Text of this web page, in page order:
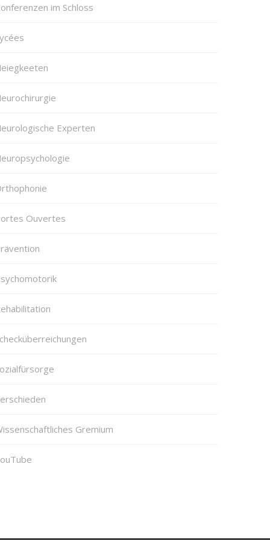
im Schloss
Experten
Ouvertes
Gremium